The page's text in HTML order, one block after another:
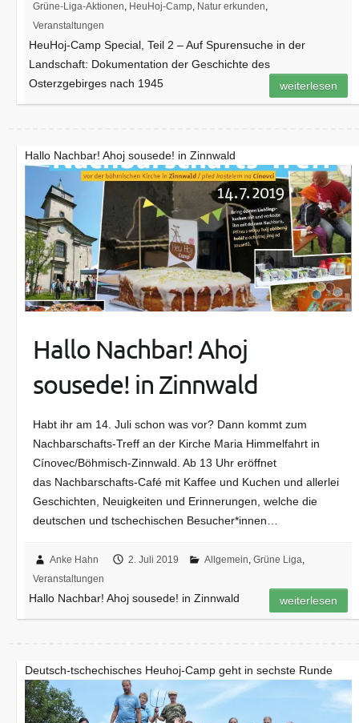
Grüne-Liga-Aktionen, HeuHoj-Camp, Natur erkunden,
Veranstaltungen
HeuHoj-Camp Special, Teil 2 – Auf Spurensuche in der
Landschaft: Dokumentation der Geschichte des
Osterzgebirges nach 1945
weiterlesen
Hallo Nachbar! Ahoj sousede! in Zinnwald
Hallo Nachbar! Ahoj
sousede! in Zinnwald
Habt ihr am 14. Juli schon was vor? Dann kommt zum
Nachbarschafts-Treff an der Kirche Maria Himmelfahrt in
Cínovec/Böhmisch-Zinnwald. Ab 13 Uhr eröffnet
das Nachbarschafts-Café mit Kaffee und Kuchen und allerlei
Geschichten, Neuigkeiten und Erinnerungen, welche die
deutschen und tschechischen Besucher*innen…
Anke Hahn 2. Juli 2019 Allgemein,Grüne Liga,
Veranstaltungen
Hallo Nachbar! Ahoj sousede! in Zinnwald weiterlesen
Deutsch-tschechisches Heuhoj-Camp geht in sechste Runde